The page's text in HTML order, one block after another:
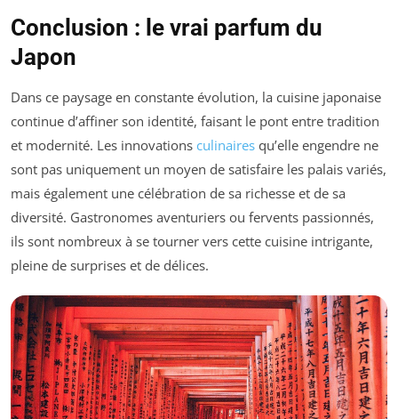
Conclusion : le vrai parfum du
Japon
Dans ce paysage en constante évolution, la cuisine japonaise
continue d’affiner son identité, faisant le pont entre tradition
et modernité. Les innovations culinaires qu’elle engendre ne
sont pas uniquement un moyen de satisfaire les palais variés,
mais également une célébration de sa richesse et de sa
diversité. Gastronomes aventuriers ou fervents passionnés,
ils sont nombreux à se tourner vers cette cuisine intrigante,
pleine de surprises et de délices.